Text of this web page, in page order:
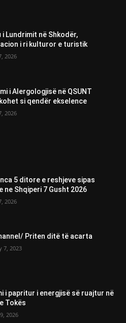
i Lundrimit në Shkodër,
i ri kulturor e turistik
2026
i Alergologjisë në QSUNT
si qendër ekselence
2026
5 ditore e reshjeve sipas
ne Shqiperi 7 Gusht 2026
2026
Priten ditë të acarta
7, 2023
i papritur i energjisë së ruajtur në
Tokës
2026